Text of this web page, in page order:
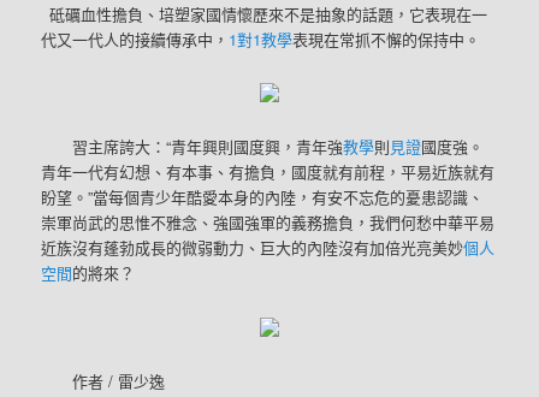
砥礪血性擔負、培塑家國情懷歷來不是抽象的話題，它表現在一
代又一代人的接續傳承中， 1對1教學表現在常抓不懈的保持中。
習主席誇大：“青年興則國度興，青年強教學則見證國度強。
青年一代有幻想、有本事、有擔負，國度就有前程，平易近族就有
盼望。”當每個青少年酷愛本身的內陸，有安不忘危的憂患認識、
崇軍尚武的思惟不雅念、強國強軍的義務擔負，我們何愁中華平易
近族沒有蓬勃成長的微弱動力、巨大的內陸沒有加倍光亮美妙個人
空間的將來？
作者 / 雷少逸